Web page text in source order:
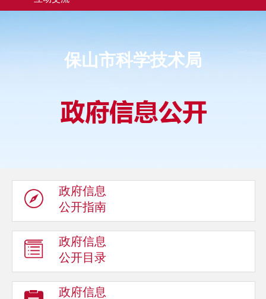
保山市科学技术局
政府信息
公开指南
政府信息
公开目录
政府信息